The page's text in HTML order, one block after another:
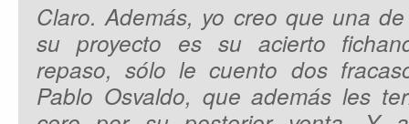
Claro. Además, yo creo que una
su proyecto es su acierto
repaso, sólo le cuento dos
Pablo Osvaldo, que además les